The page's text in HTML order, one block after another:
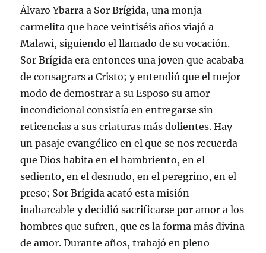
Álvaro Ybarra a Sor Brígida, una monja
carmelita que hace veintiséis años viajó a
Malawi, siguiendo el llamado de su vocación.
Sor Brígida era entonces una joven que acababa
de consagrars a Cristo; y entendió que el mejor
modo de demostrar a su Esposo su amor
incondicional consistía en entregarse sin
reticencias a sus criaturas más dolientes. Hay
un pasaje evangélico en el que se nos recuerda
que Dios habita en el hambriento, en el
sediento, en el desnudo, en el peregrino, en el
preso; Sor Brígida acató esta misión
inabarcable y decidió sacrificarse por amor a los
hombres que sufren, que es la forma más divina
de amor. Durante años, trabajó en pleno